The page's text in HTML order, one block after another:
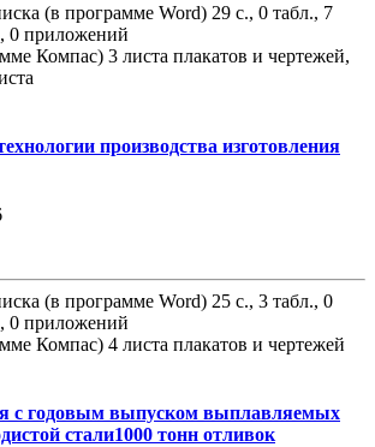
(в программе Word) 29 с., 0 табл., 7
0 приложений
Компас) 3 листа плакатов и чертежей,
производства изготовления
(в программе Word) 25 с., 3 табл., 0
0 приложений
Компас) 4 листа плакатов и чертежей
с годовым выпуском выплавляемых
стали1000 тонн отливок